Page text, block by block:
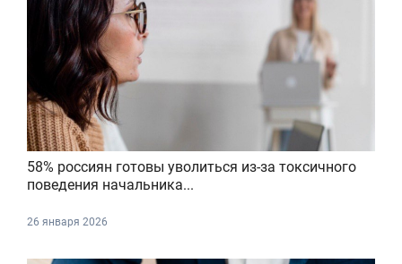
58% россиян готовы уволиться из-за токсичного
поведения начальника...
26 января 2026